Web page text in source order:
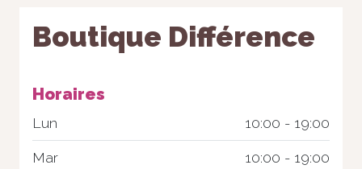
Boutique Différence
Horaires
Lun 10:00 - 19:00
Mar 10:00 - 19:00